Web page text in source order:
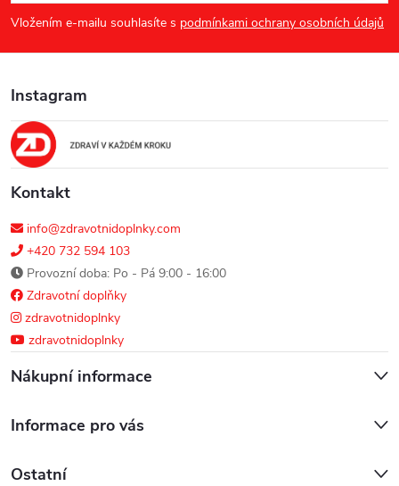
p
a
t
Vložením e-mailu souhlasíte s podmínkami ochrany osobních údajů
Instagram
Kontakt
info@zdravotnidoplnky.com
+420 732 594 103
Provozní doba: Po - Pá 9:00 - 16:00
Zdravotní doplňky
zdravotnidoplnky
zdravotnidoplnky
Nákupní informace
Informace pro vás
Ostatní